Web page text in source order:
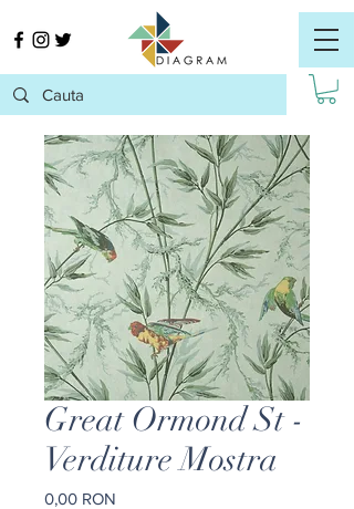
Great Ormond St -
Verditure Mostra
0,00 RON